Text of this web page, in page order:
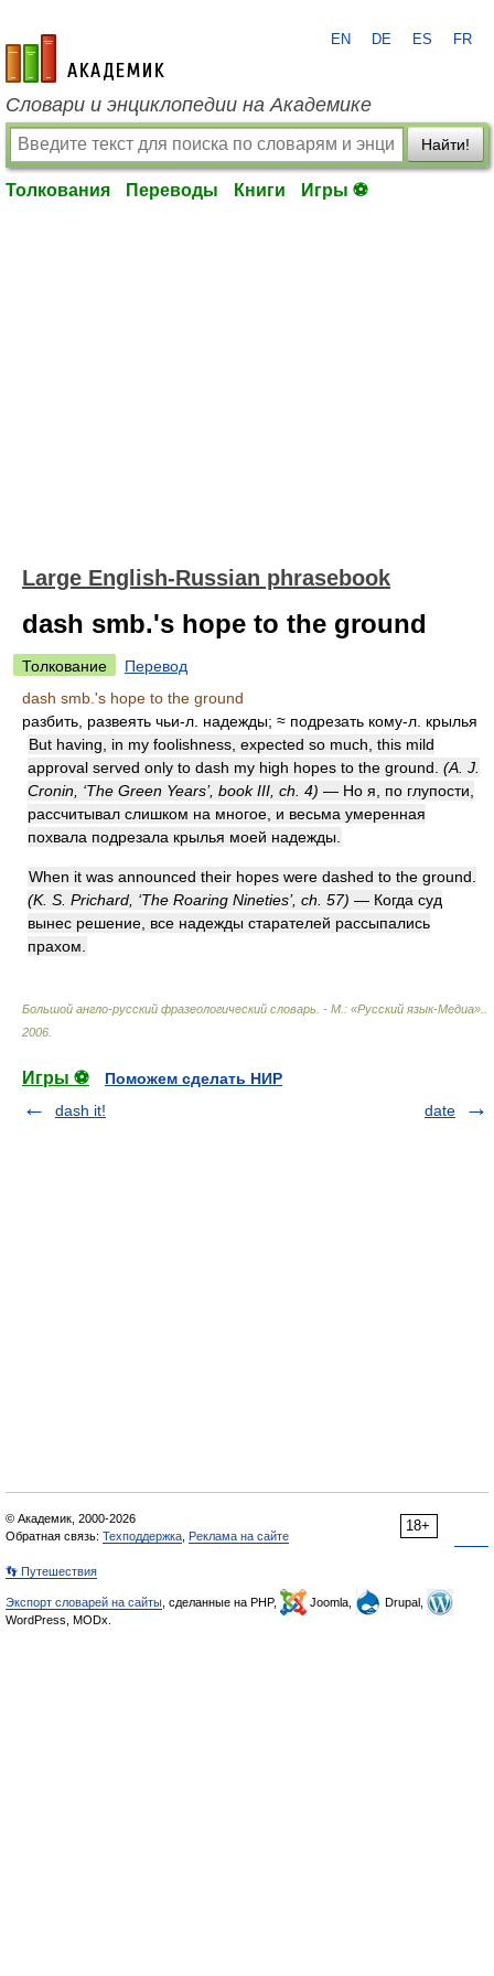
academic.ru
EN DE ES FR
Словари и энциклопедии на Академике
Найти!
Толкования Переводы Книги Игры ⚽
Large English-Russian phrasebook
dash smb.'s hope to the ground
Толкование
Перевод
dash smb.'s hope to the ground
разбить, развеять чьи-л. надежды; ≈ подрезать кому-л. крылья
But having, in my foolishness, expected so much, this mild
approval served only to dash my high hopes to the ground. (A. J.
Cronin, ‘The Green Years’, book III, ch. 4) — Но я, по глупости,
рассчитывал слишком на многое, и весьма умеренная
похвала подрезала крылья моей надежды.
When it was announced their hopes were dashed to the ground.
(K. S. Prichard, ‘The Roaring Nineties’, ch. 57) — Когда суд
вынес решение, все надежды старателей рассыпались
прахом.
Большой англо-русский фразеологический словарь. - М.: «Русский язык-Медиа».
2006
Игры ⚽
Поможем сделать НИР
dash it!
date
18+
© Академик, 2000-2026
Обратная связь: Техподдержка Реклама на сайте
👣 Путешествия
Экспорт словарей на сайты , сделанные на PHP, Joomla,
Drupal,
WordPress, MODx.